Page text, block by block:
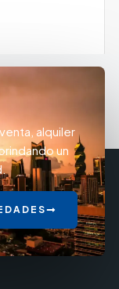
alquiler
un